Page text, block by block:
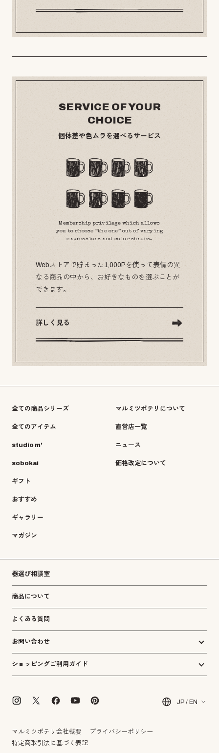
SERVICE OF YOUR
CHOICE
個体差や色ムラを選べるサービス
Membership privilege which allows
you to choose “the one” out of varying
expressions and color shades.
Webストアで貯まった1,000Pを使って表情の異
なる商品の中から、お好きなものを選ぶことが
できます。
詳しく見る
全ての商品シリーズ
全てのアイテム
studio m'
sobokai
ギフト
おすすめ
ギャラリー
マガジン
マルミツポテリについて
直営店一覧
ニュース
価格改定について
器選び相談室
商品について
よくある質問
お問い合わせ
ショッピングご利用ガイド
JP / EN
マルミツポテリ会社概要
プライバシーポリシー
特定商取引法に基づく表記